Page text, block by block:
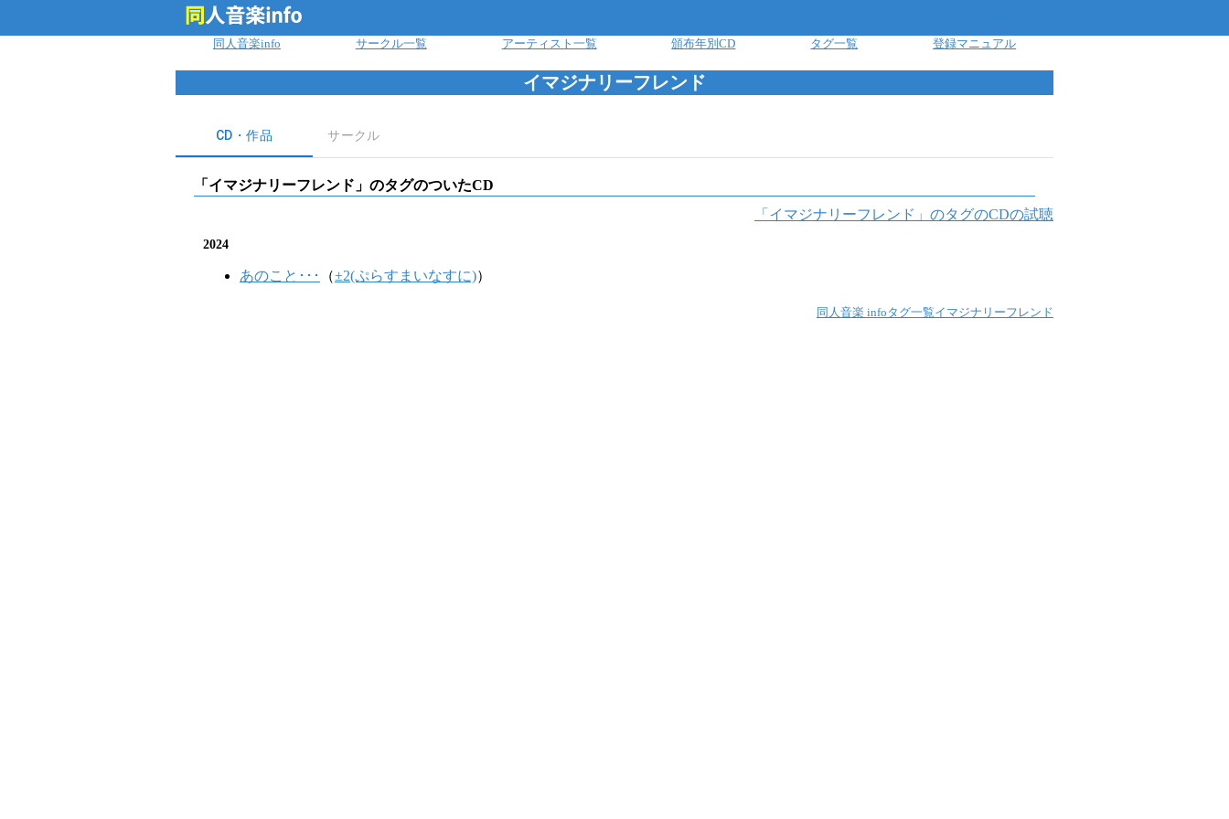
同人音楽info サークル一覧 アーティスト一覧 頒布年別CD タグ一覧 登録マニュアル
イマジナリーフレンド
CD・作品 サークル
「 イマジナリーフレンド 」のタグのついたCD
「 イマジナリーフレンド 」のタグのCDの試聴
2024
あのこと･･･ （±2(ぷらすまいなすに)）
同人音楽 infoタグ一覧イマジナリーフレンド